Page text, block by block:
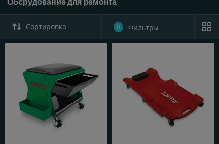
Оборудование для ремонта
Сортировка 0 Фильтры